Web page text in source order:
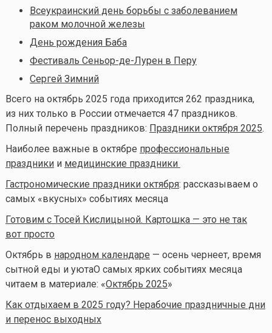
Всеукраинский день борьбы с заболеванием
раком молочной железы
День рождения Баба
Фестиваль Сеньор-де-Лурен в Перу
Сергей Зимний
Всего на октябрь 2025 года приходится 262 праздника,
из них только в России отмечается 47 праздников.
Полный перечень праздников: Праздники октября 2025.
Наиболее важные в октябре профессиональные
праздникии медицинские праздники
Гастрономические праздники октября: рассказываем о
самых «вкусных» событиях месяца
Готовим с Тосей Кислицыной. Картошка — это не так
вот просто
Октябрь в народном календаре — осень чернеет, время
сытной еды и уютаО самых ярких событиях месяца
читаем в материале: «Октябрь 2025»
Как отдыхаем в 2025 году? Нерабочие праздничные дни
и перенос выходных